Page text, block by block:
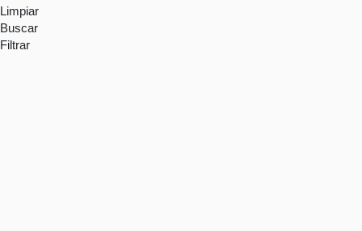
Limpiar
Buscar
Filtrar